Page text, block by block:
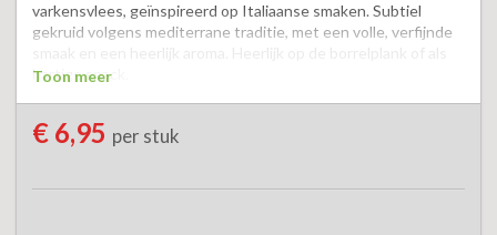
varkensvlees, geïnspireerd op Italiaanse smaken. Subtiel
gekruid volgens mediterrane traditie, met een volle, verfijnde
smaak en een heerlijk aroma. Heerlijk op de borrelplank of als
hartige snack.
Toon meer
€ 6,95 per stuk